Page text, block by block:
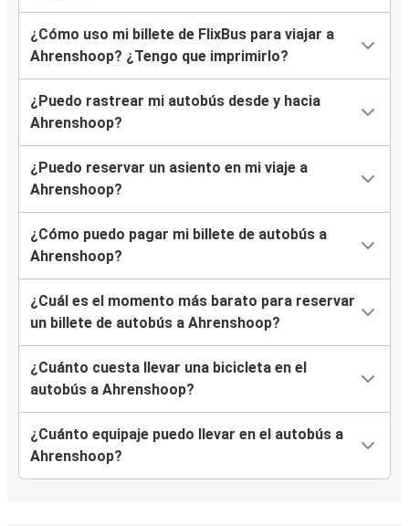
¿Cómo uso mi billete de FlixBus para viajar a
Ahrenshoop? ¿Tengo que imprimirlo?
¿Puedo rastrear mi autobús desde y hacia
Ahrenshoop?
¿Puedo reservar un asiento en mi viaje a
Ahrenshoop?
¿Cómo puedo pagar mi billete de autobús a
Ahrenshoop?
¿Cuál es el momento más barato para reservar
un billete de autobús a Ahrenshoop?
¿Cuánto cuesta llevar una bicicleta en el
autobús a Ahrenshoop?
¿Cuánto equipaje puedo llevar en el autobús a
Ahrenshoop?